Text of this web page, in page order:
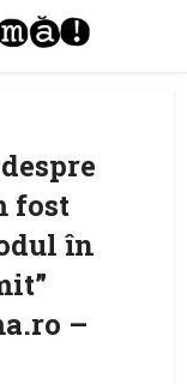
fost
în
–